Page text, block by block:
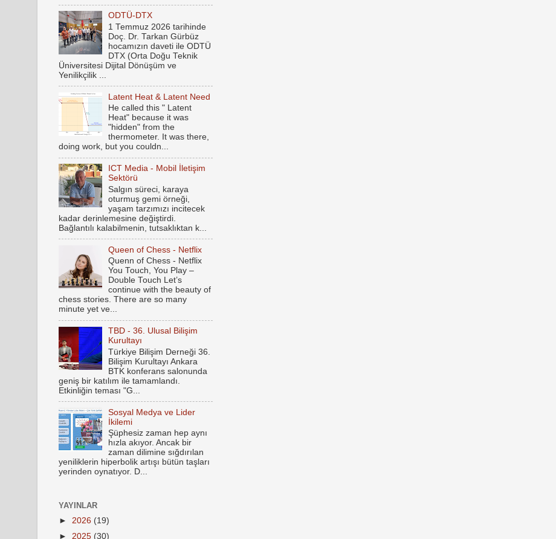
ODTÜ-DTX
1 Temmuz 2026 tarihinde
Doç. Dr. Tarkan Gürbüz
hocamızın daveti ile ODTÜ
DTX (Orta Doğu Teknik
Üniversitesi Dijital Dönüşüm ve
Yenilikçilik ...
Latent Heat & Latent Need
He called this " Latent
Heat" because it was
"hidden" from the
thermometer. It was there,
doing work, but you couldn...
ICT Media - Mobil İletişim
Sektörü
Salgın süreci, karaya
oturmuş gemi örneği,
yaşam tarzımızı incitecek
kadar derinlemesine değiştirdi.
Bağlantılı kalabilmenin, tutsaklıktan k...
Queen of Chess - Netflix
Quenn of Chess - Netflix
You Touch, You Play –
Double Touch Let’s
continue with the beauty of
chess stories. There are so many
minute yet ve...
TBD - 36. Ulusal Bilişim
Kurultayı
Türkiye Bilişim Derneği 36.
Bilişim Kurultayı Ankara
BTK konferans salonunda
geniş bir katılım ile tamamlandı.
Etkinliğin teması "G...
Sosyal Medya ve Lider
İkilemi
Şüphesiz zaman hep aynı
hızla akıyor. Ancak bir
zaman dilimine sığdırılan
yeniliklerin hiperbolik artışı bütün taşları
yerinden oynatıyor. D...
YAYINLAR
► 2026 (19)
► 2025 (30)